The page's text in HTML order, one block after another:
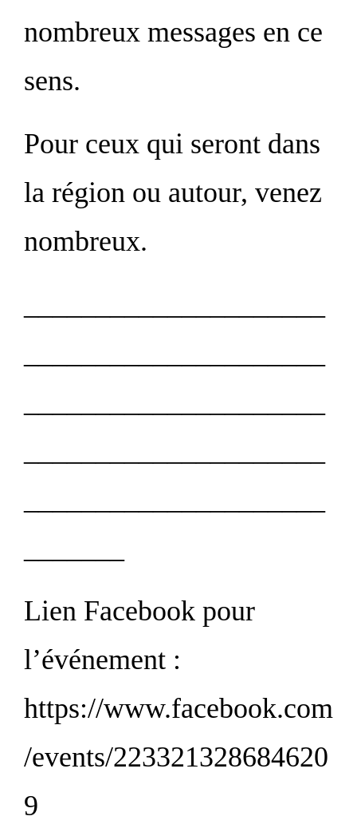
nombreux messages en ce
sens.
Pour ceux qui seront dans
la région ou autour, venez
nombreux.
Lien Facebook pour
l’événement :
https://www.facebook.com
/events/223321328684620
9